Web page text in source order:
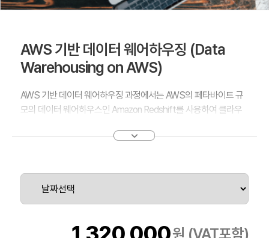
AWS 기반 데이터 웨어하우징 (Data
Warehousing on AWS)
AWS 기반 데이터 웨어하우징 과정에서는 AWS의 페타바이트 규
모의 데이터 웨어하우스인 Amazon Redshift를 사용하여 클라우
모범 사례를 소개합니다. 이 과정에서는 Amazon DynamoDB，
집， 저장 및 준비하는 방법을 보여줍니다. 또한， 비즈니스 인텔리
전스 도구를 사용하여 데이터 분석을 수행하는 방법도 보여줍니다.
원 (VAT포함)